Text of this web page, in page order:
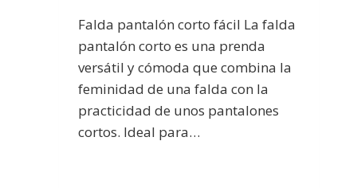
Falda pantalón corto fácil La falda
pantalón corto es una prenda
versátil y cómoda que combina la
feminidad de una falda con la
practicidad de unos pantalones
cortos. Ideal para…